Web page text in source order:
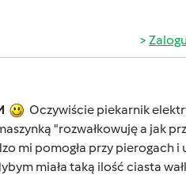
Oczywiście piekarnik
"rozwałkowuję a jak
mi pomogła przy pierogach i
miała taką ilość ciasta